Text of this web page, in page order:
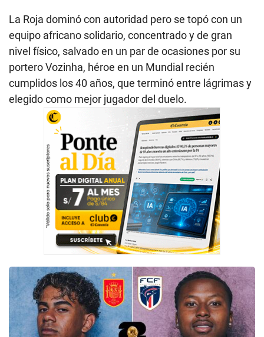
La Roja dominó con autoridad pero se topó con un
equipo africano solidario, concentrado y de gran
nivel físico, salvado en un par de ocasiones por su
portero Vozinha, héroe en un Mundial recién
cumplidos los 40 años, que terminó entre lágrimas y
elegido como mejor jugador del duelo.